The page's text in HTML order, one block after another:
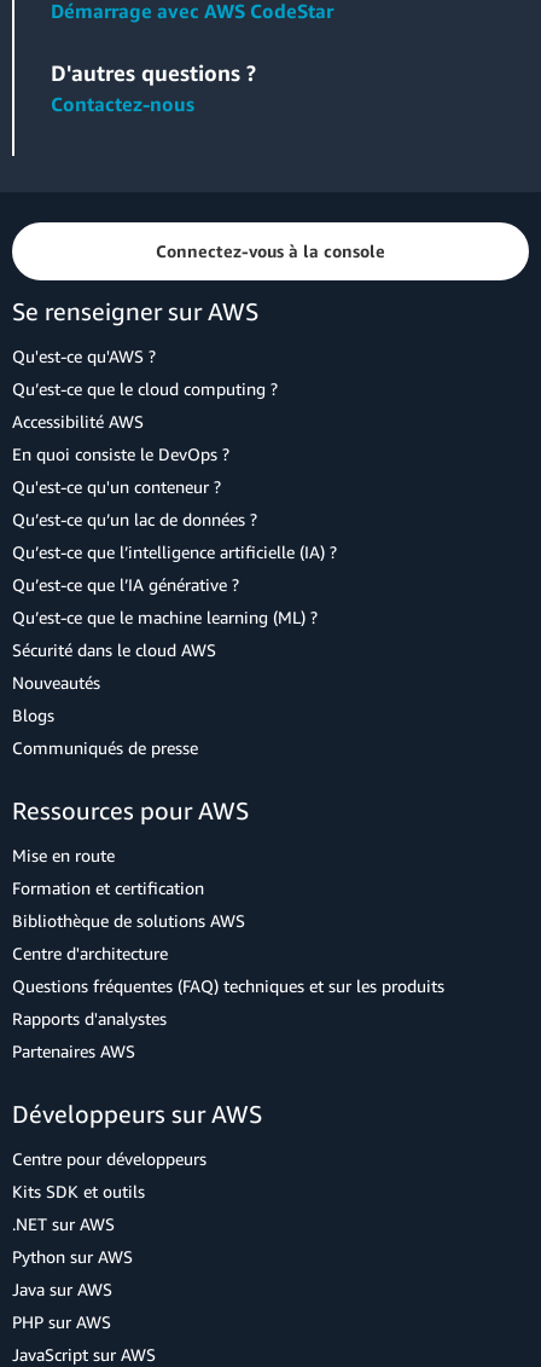
de projet. Avec les modèles de projet
compétences Alexa. Les modèles de projet
AWS CodeStar intègrent le code nécessaire pour
développement pris en charge, notamment Java,
JavaScript, PHP, Ruby et Python.
Démarrage avec AWS CodeStar
D'autres questions ?
Contactez-nous
Connectez-vous à la console
Se renseigner sur AWS
Qu'est-ce qu'AWS ?
Qu’est-ce que le cloud computing ?
Accessibilité AWS
En quoi consiste le DevOps ?
Qu'est-ce qu'un conteneur ?
Qu’est-ce qu’un lac de données ?
Qu’est-ce que l’intelligence artificielle (IA) ?
Qu’est-ce que l’IA générative ?
Qu’est-ce que le machine learning (ML) ?
Sécurité dans le cloud AWS
Nouveautés
Blogs
Communiqués de presse
Ressources pour AWS
Mise en route
Formation et certification
Bibliothèque de solutions AWS
Centre d'architecture
Questions fréquentes (FAQ) techniques et sur les produits
Rapports d'analystes
Partenaires AWS
Développeurs sur AWS
Centre pour développeurs
Kits SDK et outils
.NET sur AWS
Python sur AWS
Java sur AWS
PHP sur AWS
JavaScript sur AWS